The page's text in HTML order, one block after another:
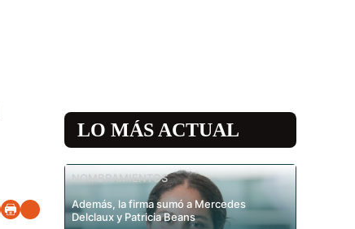
LO MÁS ACTUAL
NOMBRAMIENTOS
Además, la firma sumó a Mercedes
Delclaux y Patricia Beans